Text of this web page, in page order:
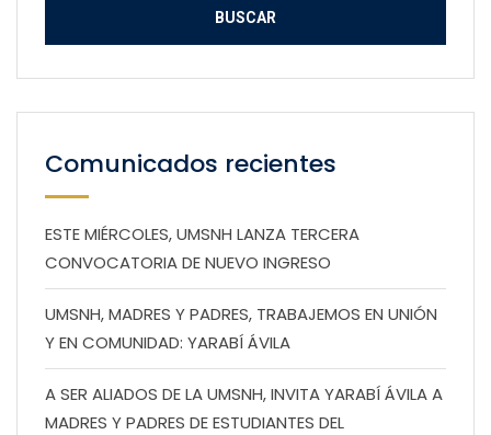
Comunicados recientes
ESTE MIÉRCOLES, UMSNH LANZA TERCERA
CONVOCATORIA DE NUEVO INGRESO
UMSNH, MADRES Y PADRES, TRABAJEMOS EN UNIÓN
Y EN COMUNIDAD: YARABÍ ÁVILA
A SER ALIADOS DE LA UMSNH, INVITA YARABÍ ÁVILA A
MADRES Y PADRES DE ESTUDIANTES DEL